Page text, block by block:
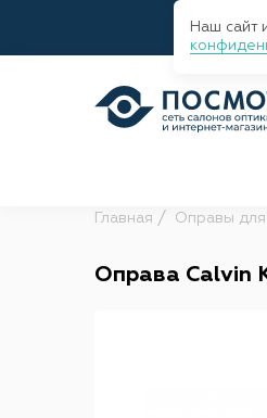
Главная Оправы для
Оправа Calvin
Наш сайт